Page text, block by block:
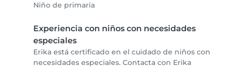
Niño de primaria
Experiencia con niños con necesidades
especiales
Erika está certificado en el cuidado de niños con
necesidades especiales. Contacta con Erika